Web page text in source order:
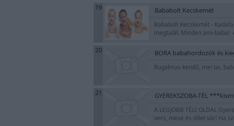
19 Bababolt Kecskemét
Bababolt Kecskemét -
megtalál. Minden ami baba!
20 BORA babahordozók és
Rugalmas kendő, mei tai,
21 GYEREKSZOBA-TÉL
A LEGJOBB TÉLI OLDAL
vers, mese és ötlet vár! Ha